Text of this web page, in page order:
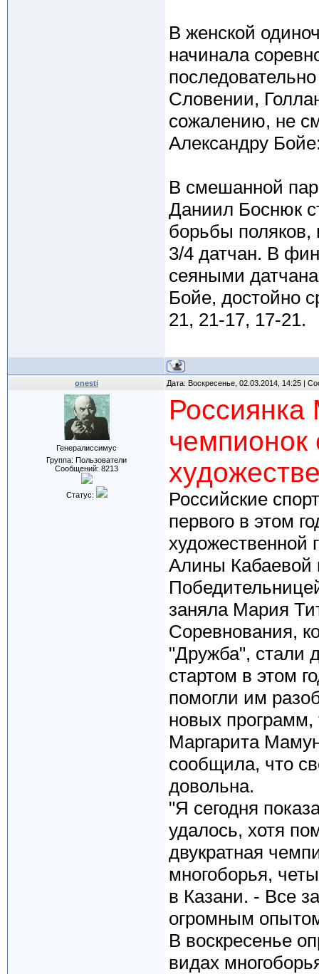
В женской
начинала
Словении,
сожалению, не
Александру
В смешанной
Даниил Боснюк
борьбы поляков,
3/4 датчан. В
сеяными
Бойе, достойно
21, 21-17, 17-21.
onesti Дата: Воскресенье, 02.03.2014, 14:25 |
Генералиссимус
Группа: Пользователи
Сообщений: 8213
Статус:
чемпионок
Российские
первого в этом
художественной
Алины Кабаевой
заняла Мария
Соревнования,
"Дружба", стали
стартом в этом
помогли им
новых
Маргарита
сообщила, что
довольна.
"Я сегодня
удалось, хотя
двукратная
многоборья,
в Казани. - Все
огромным
В воскресенье
видах